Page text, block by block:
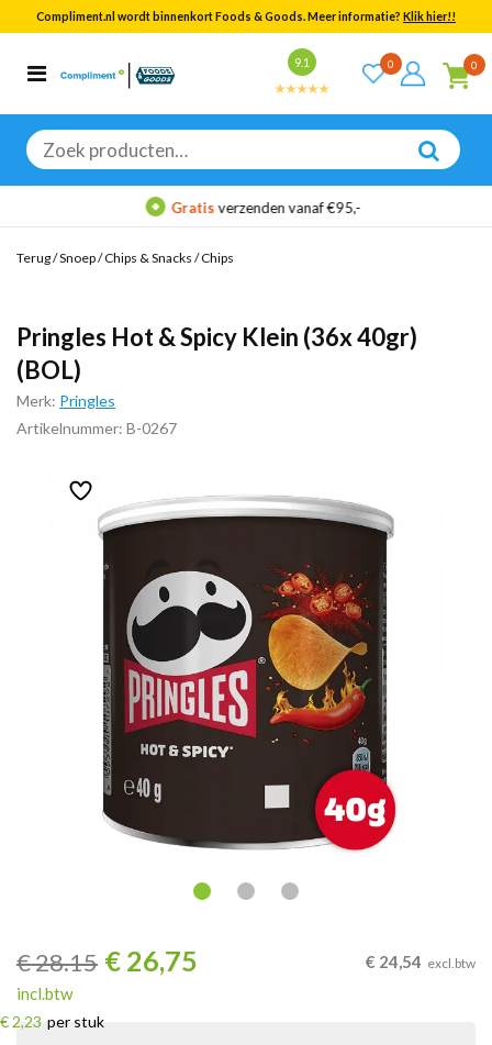
Compliment.nl wordt binnenkort Foods & Goods. Meer informatie? Klik hier!!
9.1 0 0
Zoeken
naar:
Categorieën
Bekijk alle resultaten
Gratisverzenden vanaf €95,-
Terug/Snoep/Chips & Snacks /Chips
Pringles Hot & Spicy Klein (36x 40gr)
(BOL)
Merk: Pringles
Artikelnummer: B-0267
€28.15 € 26,75
incl.btw
€ 2,23 per stuk
€ 24,54 excl.btw